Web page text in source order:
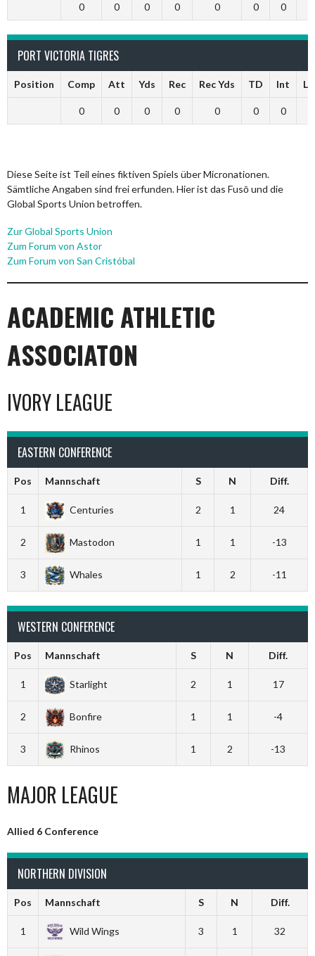
0 0 0 0 0 0 0
PORT VICTORIA TIGRES
Position Comp Att Yds Rec Rec Yds TD Int
0 0 0 0 0 0 0
Diese Seite ist Teil eines fiktiven Spiels über Micronationen.
Sämtliche Angaben sind frei erfunden. Hier ist das Fusō und die
Global Sports Union betroffen.
Zur Global Sports Union
Zum Forum von Astor
Zum Forum von San Cristóbal
ACADEMIC ATHLETIC
ASSOCIATON
IVORY LEAGUE
EASTERN CONFERENCE
Pos Mannschaft S N Diff.
1 Centuries 2 1 24
2 Mastodon 1 1 -13
3 Whales 1 2 -11
WESTERN CONFERENCE
Pos Mannschaft S N Diff.
1 Starlight 2 1 17
2 Bonfire 1 1 -4
3 Rhinos 1 2 -13
MAJOR LEAGUE
Allied 6 Conference
NORTHERN DIVISION
Pos Mannschaft S N Diff.
1 Wild Wings 3 1 32